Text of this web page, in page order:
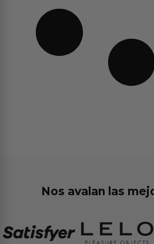
Nos avalan las